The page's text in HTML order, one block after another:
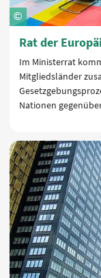
Rat der
Im Ministerrat
Mitgliedsländer
Nationen